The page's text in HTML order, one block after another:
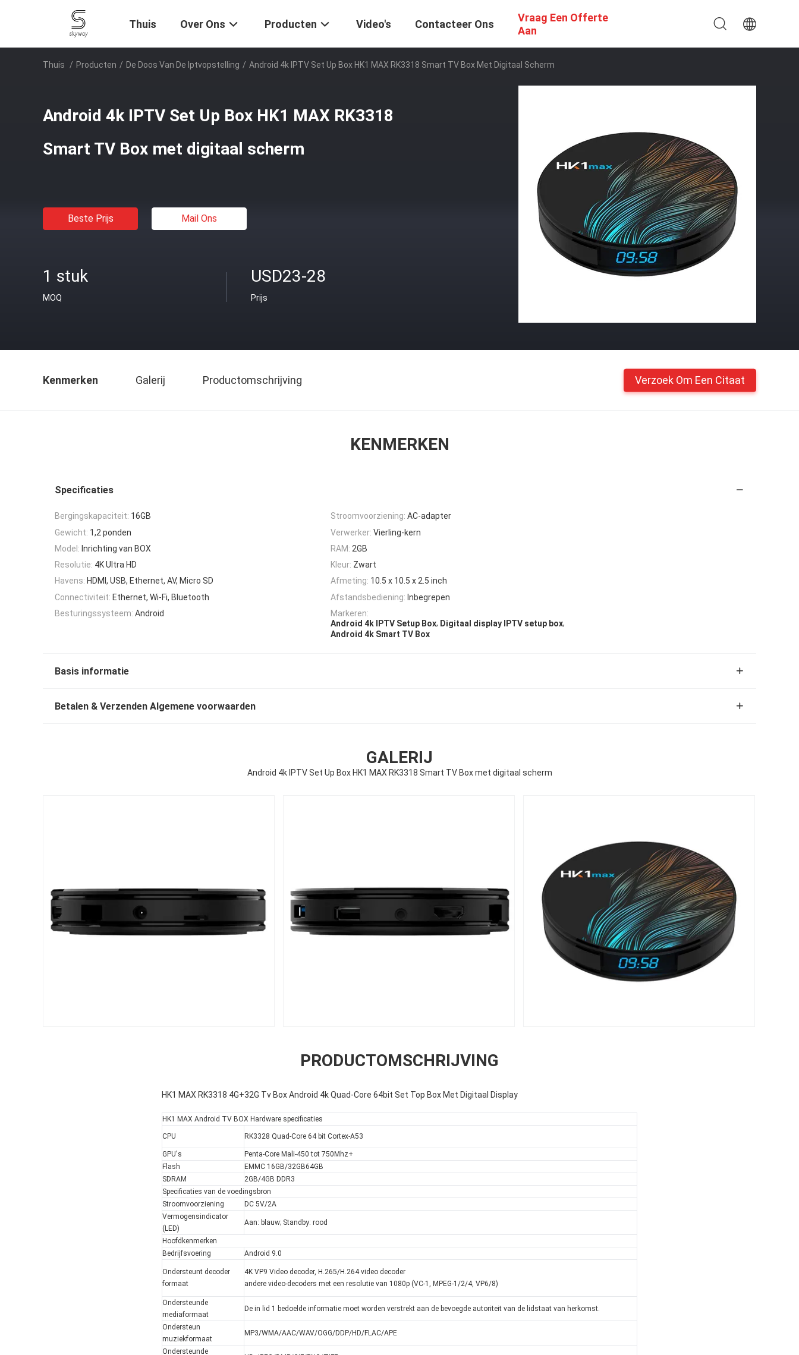
Thuis Over Ons Producten Video's Contacteer Ons
Vraag Een Offerte
Aan
Thuis / Producten / De Doos Van De Iptvopstelling / Android 4k IPTV Set Up Box HK1 MAX RK3318 Smart TV Box Met Digitaal Scherm
Android 4k IPTV Set Up Box HK1 MAX RK3318
Smart TV Box met digitaal scherm
Beste Prijs Mail Ons
1 stuk
MOQ
USD23-28
Prijs
Kenmerken Galerij Productomschrijving Verzoek Om Een Citaat
KENMERKEN
Specificaties
Bergingskapaciteit: 16GB Stroomvoorziening: AC-adapter
Gewicht: 1,2 ponden Verwerker: Vierling-kern
Model: Inrichting van BOX RAM: 2GB
Resolutie: 4K Ultra HD Kleur: Zwart
Havens: HDMI, USB, Ethernet, AV, Micro SD Afmeting: 10.5 x 10.5 x 2.5 inch
Connectiviteit: Ethernet, Wi-Fi, Bluetooth Afstandsbediening: Inbegrepen
Besturingssysteem: Android
Markeren:
Android 4k IPTV Setup Box, Digitaal display IPTV setup box,
Android 4k Smart TV Box
Basis informatie
Betalen & Verzenden Algemene voorwaarden
GALERIJ
Android 4k IPTV Set Up Box HK1 MAX RK3318 Smart TV Box met digitaal scherm
PRODUCTOMSCHRIJVING
HK1 MAX RK3318 4G+32G Tv Box Android 4k Quad-Core 64bit Set Top Box Met Digitaal Display
HK1 MAX Android TV BOX Hardware specificaties
CPU RK3328 Quad-Core 64 bit Cortex-A53
GPU's
Penta-Core Mali-450 tot 750Mhz+
Flash
EMMC 16GB/32GB64GB
SDRAM
2GB/4GB DDR3
Specificaties van de voedingsbron
Stroomvoorziening
DC 5V/2A
Vermogensindicator
(LED)
Aan: blauw; Standby: rood
Hoofdkenmerken
Bedrijfsvoering
Android 9.0
Ondersteunt decoder
formaat
4K VP9 Video decoder, H.265/H.264 video decoder
andere video-decoders met een resolutie van 1080p (VC-1, MPEG-1/2/4, VP6/8)
Ondersteunde
mediaformaat
De in lid 1 bedoelde informatie moet worden verstrekt aan de bevoegde autoriteit van de lidstaat van herkomst.
Ondersteun
muziekformaat
MP3/WMA/AAC/WAV/OGG/DDP/HD/FLAC/APE
Ondersteunde